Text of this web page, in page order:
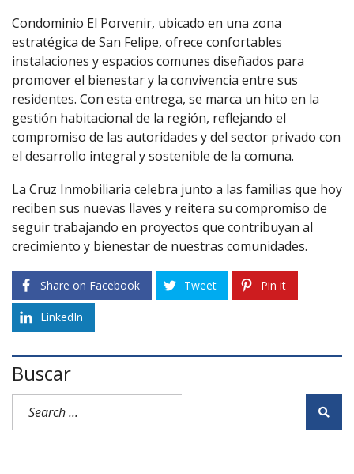
Condominio El Porvenir, ubicado en una zona
estratégica de San Felipe, ofrece confortables
instalaciones y espacios comunes diseñados para
promover el bienestar y la convivencia entre sus
residentes. Con esta entrega, se marca un hito en la
gestión habitacional de la región, reflejando el
compromiso de las autoridades y del sector privado con
el desarrollo integral y sostenible de la comuna.
La Cruz Inmobiliaria celebra junto a las familias que hoy
reciben sus nuevas llaves y reitera su compromiso de
seguir trabajando en proyectos que contribuyan al
crecimiento y bienestar de nuestras comunidades.
Share on Facebook Tweet Pin it
LinkedIn
Buscar